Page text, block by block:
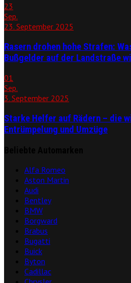
23
Sep.
23. September 2025
Rasern drohen hohe Strafen:
Bußgelder auf der Landstraße
01
Sep.
3. September 2025
Starke Helfer auf Rädern – die
Entrümpelung und Umzüge
Alfa Romeo
Aston Martin
Audi
Bentley
BMW
Borgward
Brabus
Bugatti
Buick
Byton
Cadillac